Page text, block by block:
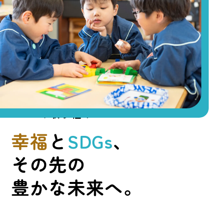
SDGsの取り組み INITIATIVES
幸福 とSDGs、
その先の
豊かな未来へ。